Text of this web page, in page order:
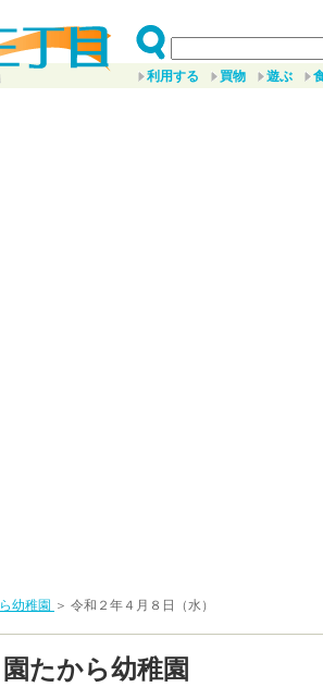
利用する 買物 遊ぶ
幼稚園 ＞ 令和２年４月８日（水）
たから幼稚園